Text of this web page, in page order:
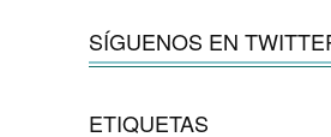
SÍGUENOS EN
ETIQUETAS